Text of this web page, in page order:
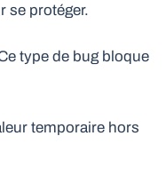
se protéger.
type de bug bloque
temporaire hors